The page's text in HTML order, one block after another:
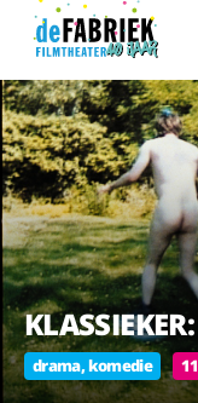
drama, komedie